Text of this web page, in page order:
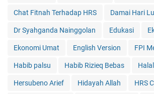
Chat Fitnah Terhadap HRS Damai Hari
Dr Syahganda Nainggolan Edukasi
Ekonomi Umat English Version FPI
Habib palsu Habib Rizieq Bebas
Hersubeno Arief Hidayah Allah HRS